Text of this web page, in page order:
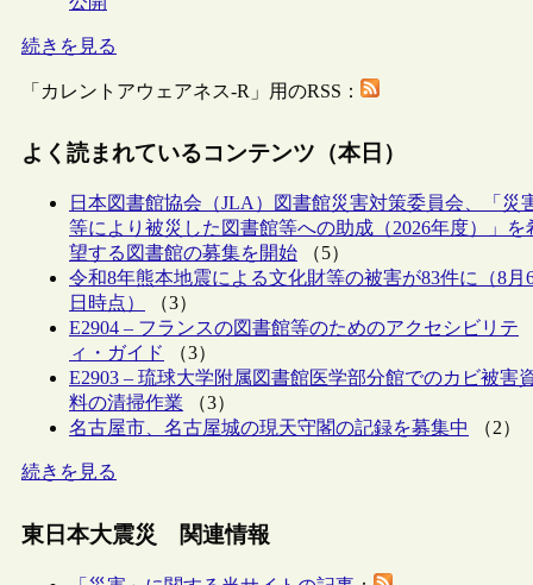
続きを見る
「カレントアウェアネス-R」用のRSS：
よく読まれているコンテンツ（本日）
日本図書館協会（JLA）図書館災害対策委員会、「災
等により被災した図書館等への助成（2026年度）」を
望する図書館の募集を開始 （5）
令和8年熊本地震による文化財等の被害が83件に（8月
日時点）
（3）
E2904 – フランスの図書館等のためのアクセシビリテ
ィ・ガイド
（3）
E2903 – 琉球大学附属図書館医学部分館でのカビ被害
料の清掃作業 （3）
名古屋市、名古屋城の現天守閣の記録を募集中
（2）
続きを見る
東日本大震災 関連情報